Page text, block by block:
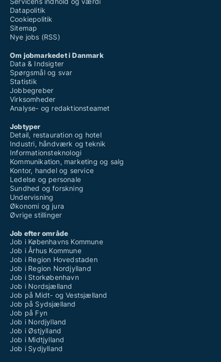
Datapolitik
Cookiepolitik
Sitemap
Nye jobs (RSS)
Om jobmarkedet i Danmark
Data & Indsigter
Spørgsmål og svar
Statistik
Jobbegreber
Virksomheder
Analyse- og redaktionsteamet
Jobtyper
Detail, restauration og hotel
Industri, håndværk og teknik
Informationsteknologi
Kommunikation, marketing og salg
Kontor, handel og service
Ledelse og personale
Sundhed og forskning
Undervisning
Økonomi og jura
Øvrige stillinger
Job efter område
Job i Københavns Kommune
Job i Århus Kommune
Job i Region Hovedstaden
Job i Region Nordjylland
Job i Storkøbenhavn
Job i Nordsjælland
Job på Midt- og Vestsjælland
Job på Sydsjælland
Job på Fyn
Job i Nordjylland
Job i Østjylland
Job i Midtjylland
Job i Sydjylland